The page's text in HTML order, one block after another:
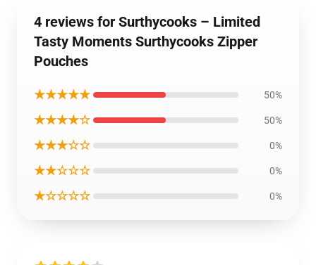
4 reviews for Surthycooks – Limited
Tasty Moments Surthycooks Zipper
Pouches
★★★★★ 50%
★★★★☆ 50%
★★★☆☆ 0%
★★☆☆☆ 0%
★☆☆☆☆ 0%